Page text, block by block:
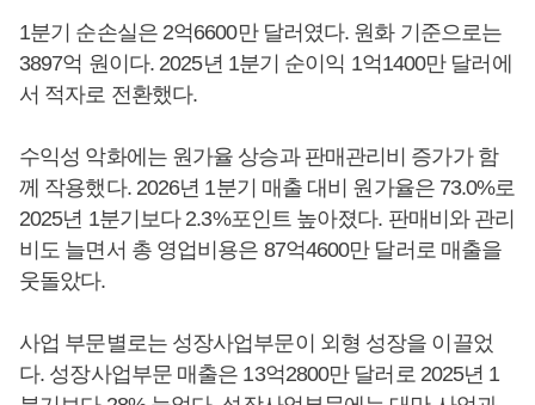
1분기 순손실은 2억6600만 달러였다. 원화 기준으로는
3897억 원이다. 2025년 1분기 순이익 1억1400만 달러에
서 적자로 전환했다.
수익성 악화에는 원가율 상승과 판매관리비 증가가 함
께 작용했다. 2026년 1분기 매출 대비 원가율은 73.0%로
2025년 1분기보다 2.3%포인트 높아졌다. 판매비와 관리
비도 늘면서 총 영업비용은 87억4600만 달러로 매출을
웃돌았다.
사업 부문별로는 성장사업부문이 외형 성장을 이끌었
다. 성장사업부문 매출은 13억2800만 달러로 2025년 1